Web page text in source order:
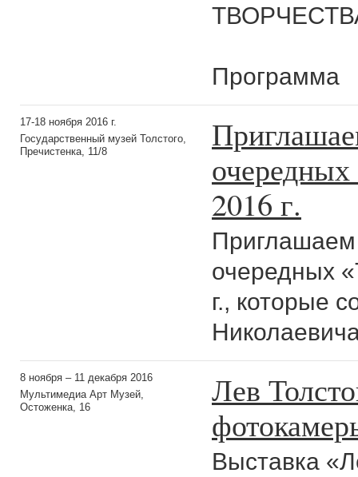
Программа
17-18 ноября 2016 г.
Государственный музей Толстого,
Пречистенка, 11/8
очередных
2016 г.
Приглашаем
очередных
г., которые
8 ноября – 11 декабря 2016
Мультимедиа Арт Музей,
Остоженка, 16
Лев
Выставка